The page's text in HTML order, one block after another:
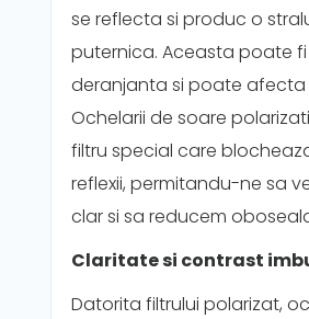
se reflecta si produc o
puternica. Aceasta poate
deranjanta si poate afecta
Ochelarii de soare
filtru special care
reflexii, permitandu-ne sa
clar si sa reducem
Claritate si contrast
Datorita filtrului polarizat,